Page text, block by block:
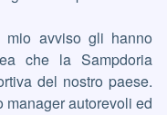
mio avviso gli hanno
che la Sampdoria
del nostro paese.
manager autorevoli ed